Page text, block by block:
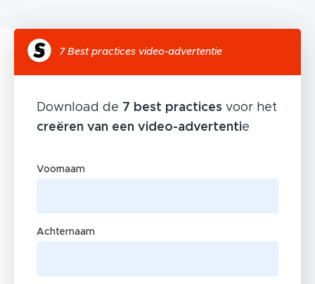
7 Best practices video-advertentie
Download de 7 best practices voor het
creëren van een video-advertentie
Voornaam
Achternaam